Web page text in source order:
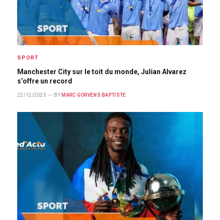
SPORT
Manchester City sur le toit du monde, Julian Alvarez
s’offre un record
22/12/2023 BY MARC GORVENS BAPTISTE